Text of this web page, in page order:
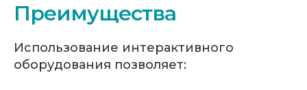
Преимущества
Использование интерактивного
оборудования позволяет: